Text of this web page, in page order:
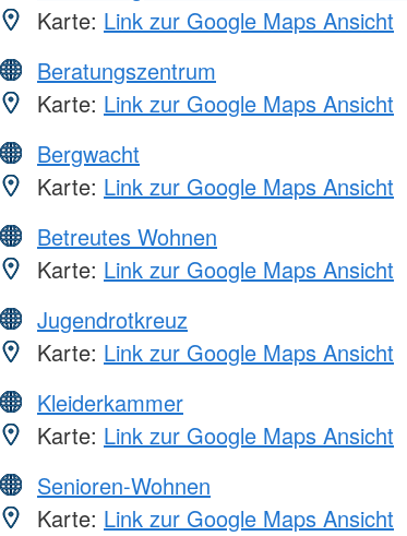
Karte: Link zur Google Maps Ansicht
Beratungszentrum
Karte: Link zur Google Maps Ansicht
Bergwacht
Karte: Link zur Google Maps Ansicht
Betreutes Wohnen
Karte: Link zur Google Maps Ansicht
Jugendrotkreuz
Karte: Link zur Google Maps Ansicht
Kleiderkammer
Karte: Link zur Google Maps Ansicht
Senioren-Wohnen
Karte: Link zur Google Maps Ansicht